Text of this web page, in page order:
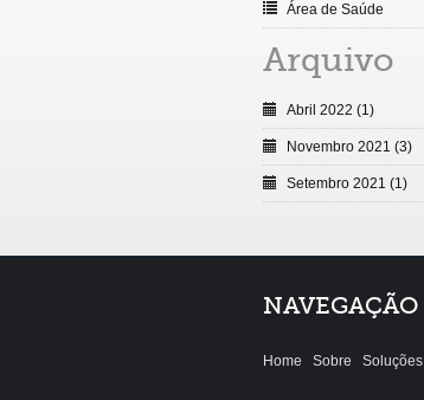
Área de Saúde
Arquivo
Abril 2022 (1)
Novembro 2021 (3)
Setembro 2021 (1)
NAVEGAÇÃO
Home Sobre Soluções